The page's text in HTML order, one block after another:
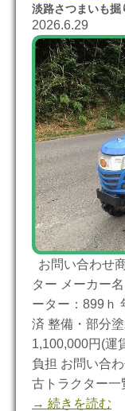
淡路さつまいも掘
2026.6.29
お問い合わせ
ター メーカー
ーター：899ｈ
済 整備・部分
1,100,000円(運
負担 お問い合
古トラクター
→ 続きを読む